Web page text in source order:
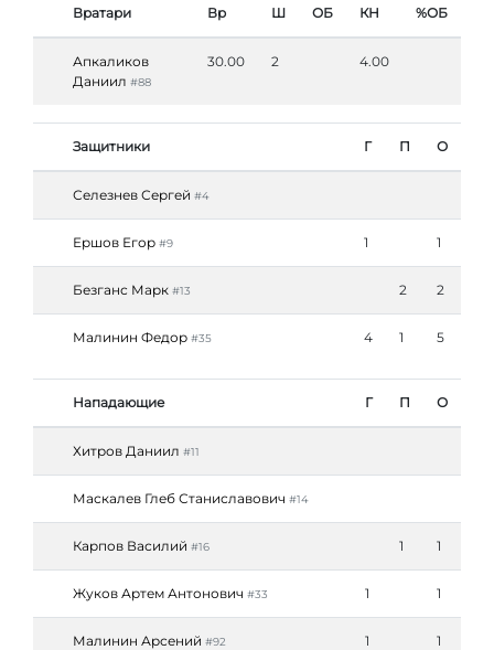
Вратари Вр Ш ОБ КН %ОБ
Апкаликов
Даниил #88
30.00 2 4.00
Защитники Г П О
Селезнев Сергей #4
Ершов Егор #9 1 1
Безганс Марк #13 2 2
Малинин Федор #35 4 1 5
Нападающие Г П О
Хитров Даниил #11
Маскалев Глеб Станиславович #14
Карпов Василий #16 1 1
Жуков Артем Антонович #33 1 1
Малинин Арсений #92 1 1